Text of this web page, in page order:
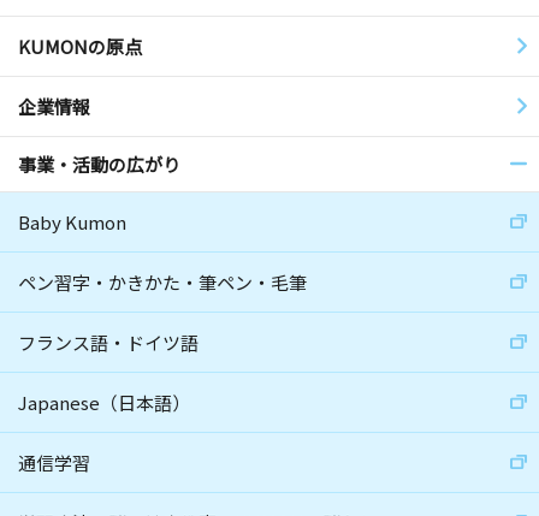
KUMONの原点
企業情報
事業・活動の広がり
Baby Kumon
ペン習字・かきかた・筆ペン・毛筆
フランス語・ドイツ語
Japanese（日本語）
通信学習